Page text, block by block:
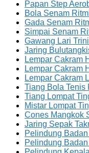
Papan Step
Bola Senam
Gada Senam
Simpai Senam
Gawang Lari
Jaring
Lempar Cakram
Lempar Cakram
Lempar Cakram
Tiang Bola Tenis
Tiang Lompat
Mistar Lompat
Cones Mangkok
Jaring Sepak
Pelindung
Pelindung